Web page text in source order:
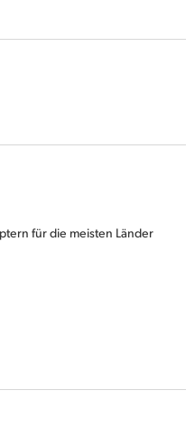
für die meisten Länder